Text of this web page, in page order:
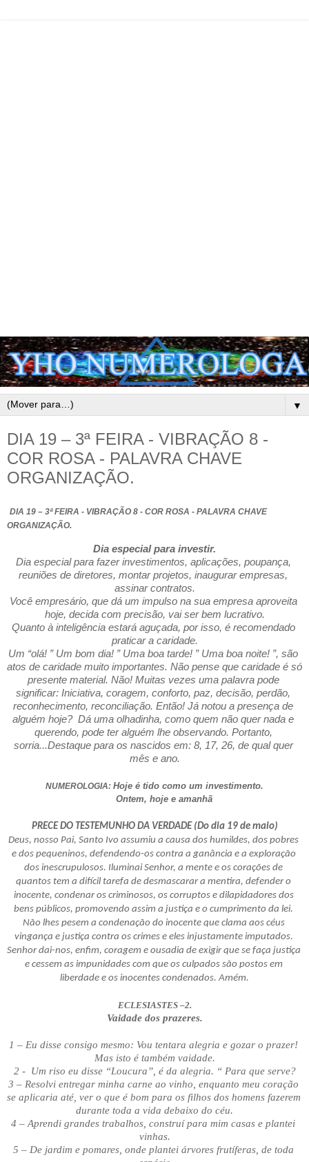
▼
DIA 19 – 3ª FEIRA - VIBRAÇÃO 8 -
COR ROSA - PALAVRA CHAVE
ORGANIZAÇÃO.
DIA 19 – 3ª FEIRA - VIBRAÇÃO 8 - COR ROSA - PALAVRA CHAVE
ORGANIZAÇÃO.
Dia especial para investir.
Dia especial para fazer investimentos, aplicações, poupança,
reuniões de diretores, montar projetos, inaugurar empresas,
assinar contratos.
Você empresário, que dá um impulso na sua empresa aproveita
hoje, decida com precisão, vai ser bem lucrativo.
Quanto à inteligência estará aguçada, por isso, é recomendado
praticar a caridade.
Um “olá! ” Um bom dia! ” Uma boa tarde! ” Uma boa noite! ”, são
atos de caridade muito importantes. Não pense que caridade é só
presente material. Não! Muitas vezes uma palavra pode
significar: Iniciativa, coragem, conforto, paz, decisão, perdão,
reconhecimento, reconciliação. Então! Já notou a presença de
alguém hoje?  Dá uma olhadinha, como quem não quer nada e
querendo, pode ter alguém lhe observando. Portanto,
sorria...Destaque para os nascidos em: 8, 17, 26, de qual quer
mês e ano.
NUMEROLOGIA: Hoje é tido como um investimento.
Ontem, hoje e amanhã
PRECE DO TESTEMUNHO DA VERDADE (Do dia 19 de maio)
Deus, nosso Pai, Santo Ivo assumiu a causa dos humildes, dos pobres
e dos pequeninos, defendendo-os contra a ganância e a exploração
dos inescrupulosos. Iluminai Senhor, a mente e os corações de
quantos tem a difícil tarefa de desmascarar a mentira, defender o
inocente, condenar os criminosos, os corruptos e dilapidadores dos
bens públicos, promovendo assim a justiça e o cumprimento da lei.
Não lhes pesem a condenação do inocente que clama aos céus
vingança e justiça contra os crimes e eles injustamente imputados.
Senhor dai-nos, enfim, coragem e ousadia de exigir que se faça justiça
e cessem as impunidades com que os culpados são postos em
liberdade e os inocentes condenados. Amém.
ECLESIASTES –2.
Vaidade dos prazeres.
1 – Eu disse consigo mesmo: Vou tentara alegria e gozar o prazer!
Mas isto é também vaidade.
2 -  Um riso eu disse “Loucura”, é da alegria. “ Para que serve?
3 – Resolvi entregar minha carne ao vinho, enquanto meu coração
se aplicaria até, ver o que é bom para os filhos dos homens fazerem
durante toda a vida debaixo do céu.
4 – Aprendi grandes trabalhos, construí para mim casas e plantei
vinhas.
5 – De jardim e pomares, onde plantei árvores frutíferas, de toda